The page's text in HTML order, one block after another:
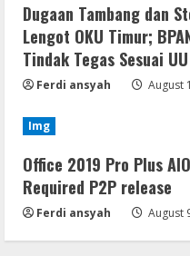
Dugaan Tambang dan
Lengot OKU Timur;
Tindak Tegas Sesuai
Ferdi ansyah August
Img
Office 2019 Pro Plus
Required P2P release
Ferdi ansyah August